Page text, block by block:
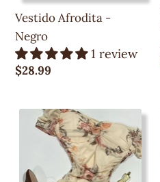
Vestido Afrodita -
Negro
1 review
Precio
$28.99
Belle
Cream/Floral